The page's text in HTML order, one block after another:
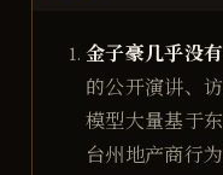
金子豪几乎没
的公开演讲、
模型大量基于
台州地产商行